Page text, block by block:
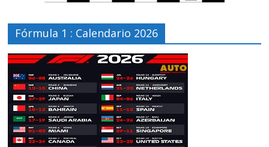
Fórmula 1 : Calendario 2026